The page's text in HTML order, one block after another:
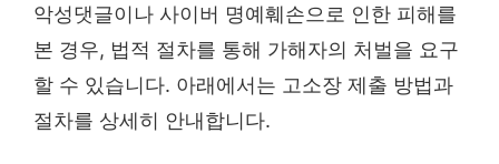
악성댓글이나 사이버 명예훼손으로 인한 피해를
본 경우, 법적 절차를 통해 가해자의 처벌을 요구
할 수 있습니다. 아래에서는 고소장 제출 방법과
절차를 상세히 안내합니다.